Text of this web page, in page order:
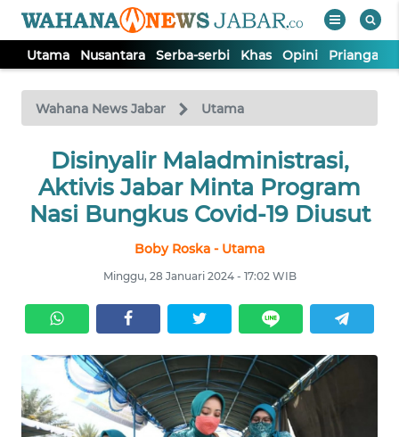
Utama Nusantara Serba-serbi Khas Opini Priangan
Wahana News Jabar Utama
Disinyalir Maladministrasi,
Aktivis Jabar Minta Program
Nasi Bungkus Covid-19 Diusut
Boby Roska - Utama
Minggu, 28 Januari 2024 - 17:02 WIB
TV
Tutup
UTAMA
NUSANTARA
KHAS
PRIANGAN